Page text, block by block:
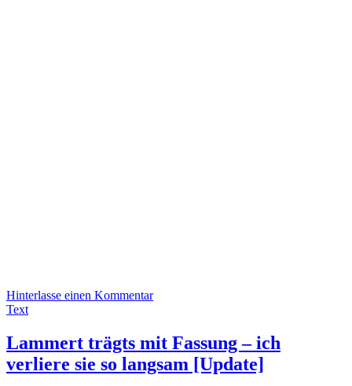
Hinterlasse einen Kommentar
Text
Lammert trägts mit Fassung – ich
verliere sie so langsam [Update]